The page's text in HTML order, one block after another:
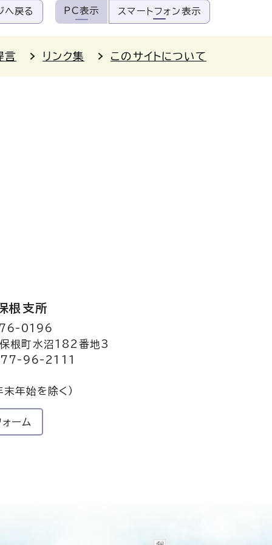
へ戻る PC表示 スマートフォン表示
言 リンク集 このサイトについて
根支所
0196
根町水沼182番地3
96-2111
末年始を除く）
ーム